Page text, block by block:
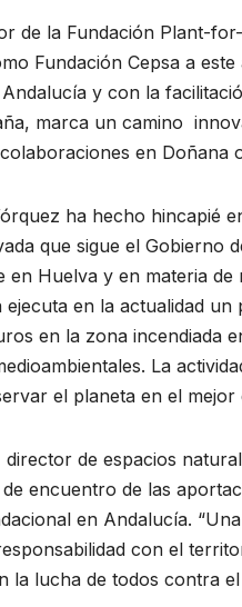
de la Fundación Plant-
Fundación Cepsa a
y con la
marca un camino
en Doñana
ha hecho hincapié
que sigue el Gobierno
Huelva y en materia de
en la actualidad
en la zona incendiada
La
el planeta en el mejor
de espacios
encuentro de las
en Andalucía.
con el
la lucha de todos contra